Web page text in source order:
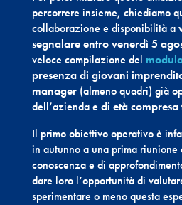
percorrere insieme, chiediamo
collaborazione e disponibilità a
segnalare entro venerdì 5
veloce compilazione del
presenza di giovani
manager(almeno quadri) già
dell’azienda e di età
Il primo obiettivo operativo è
in autunno a una prima riunione
conoscenza e di
dare loro l’opportunità di
sperimentare o meno questa